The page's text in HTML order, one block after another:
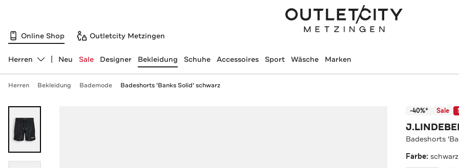
Online Shop Outletcity Metzingen
Abteilung ändern, ausgewählt:
Herren Neu Sale Designer Bekleidung Schuhe Accessoires Sport Wäsche Marken
Herren Bekleidung Bademode Badeshorts 'Banks Solid' schwarz
-40%* Sale
Badeshorts
Farbe: schwarz